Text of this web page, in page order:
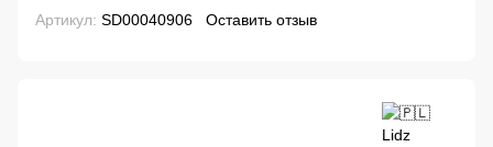
Артикул: SD00040906 Оставить отзыв